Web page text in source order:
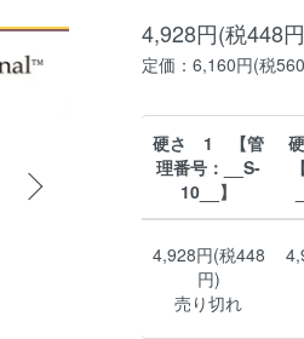
4,928円(税448
定価：6,160円(税
硬さ 1 【管
理番号：__S-
10__】
4,928円(税448
円)
売り切れ